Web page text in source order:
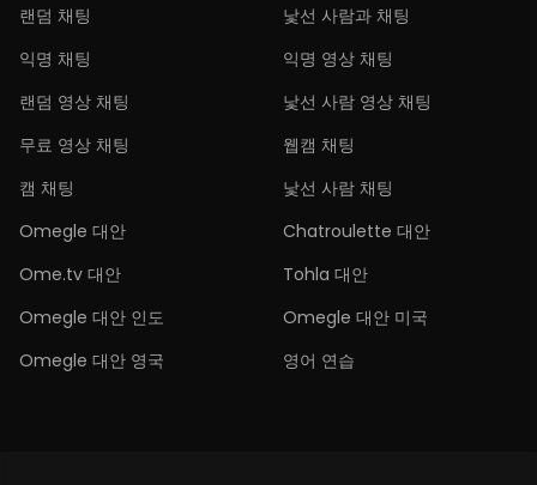
랜덤 채팅
낯선 사람과 채팅
익명 채팅
익명 영상 채팅
랜덤 영상 채팅
낯선 사람 영상 채팅
무료 영상 채팅
웹캠 채팅
캠 채팅
낯선 사람 채팅
Omegle 대안
Chatroulette 대안
Ome.tv 대안
Tohla 대안
Omegle 대안 인도
Omegle 대안 미국
Omegle 대안 영국
영어 연습